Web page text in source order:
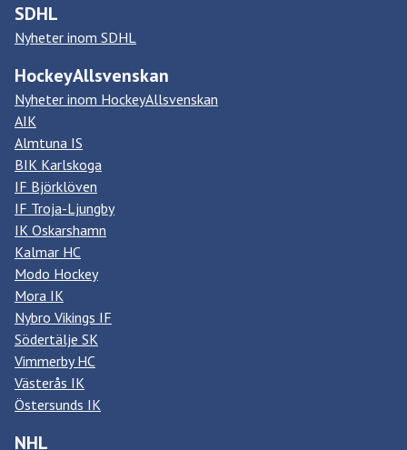
SDHL
Nyheter inom SDHL
HockeyAllsvenskan
Nyheter inom HockeyAllsvenskan
AIK
Almtuna IS
BIK Karlskoga
IF Björklöven
IF Troja-Ljungby
IK Oskarshamn
Kalmar HC
Modo Hockey
Mora IK
Nybro Vikings IF
Södertälje SK
Vimmerby HC
Västerås IK
Östersunds IK
NHL